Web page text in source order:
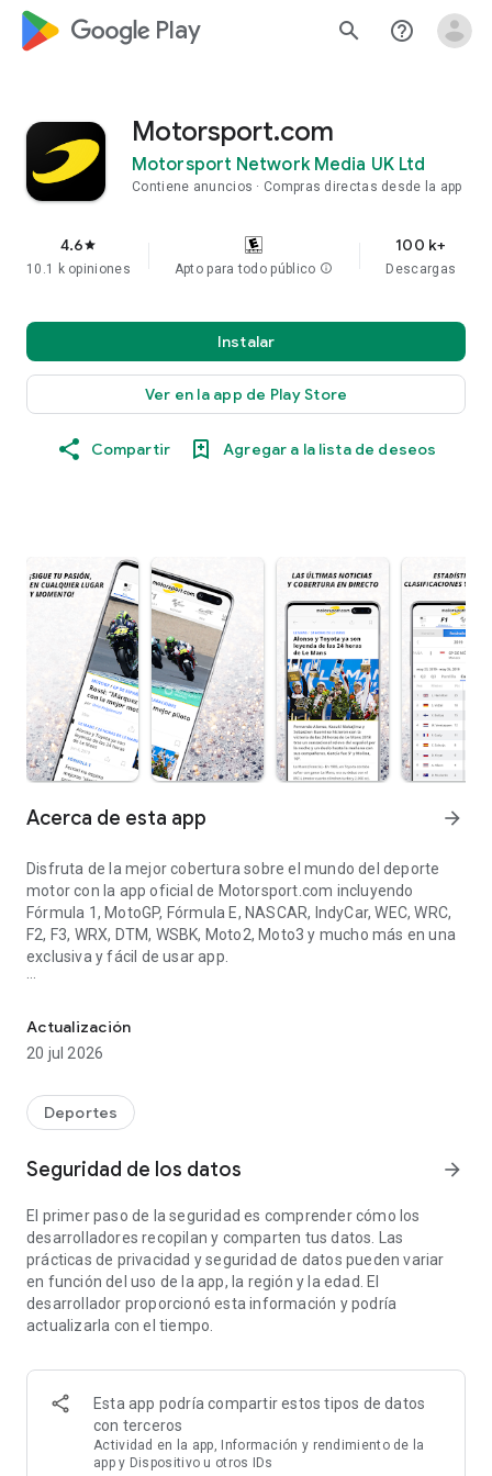
google_logo Play search help_outline
Motorsport.com
Motorsport Network Media UK Ltd
Contiene anuncios Compras directas desde la app
4.6star
10.1 k opiniones Apto para todo público info
100 k+
Descargas
Instalar
Ver en la app de Play Store
Compartir Agregar a la lista de deseos
Acerca de esta app arrow_forward
Disfruta de la mejor cobertura sobre el mundo del deporte
motor con la app oficial de Motorsport.com incluyendo
Fórmula 1, MotoGP, Fórmula E, NASCAR, IndyCar, WEC, WRC,
F2, F3, WRX, DTM, WSBK, Moto2, Moto3 y mucho más en una
exclusiva y fácil de usar app.
nuestros especialistas para que puedas disponer de la mejor
cobertura cuando quieras.
• Diseño exclusivo con las últimas funcionalidades y un
• La edición está preseleccionada automáticamente con las
• Notificaciones push a través de la opción “Spoiler”.
• Sistema slider para un rápido acceso al contenido de tus
campeonatos preferidos.
• Cuatro pestañas para acceder rápidamente a tu sección
preferida: Noticias, fotos, vídeos.
• Race Hub donde encontrarás clasificaciones, resultados y
• Disponible en 22 ediciones: Global, EEUU, Canadá, Reino
Unido, Australia, Francia, Alemania, Italia, Rusia, Brasil,
Oriente Medio, España, Latinoamérica, Español EEUU, Polonia,
Turquía, Hungría, Suiza, Holanda, China y Japón.
Actualización
20 jul 2026
Deportes
Seguridad de los datos arrow_forward
El primer paso de la seguridad es comprender cómo los
desarrolladores recopilan y comparten tus datos. Las
prácticas de privacidad y seguridad de datos pueden variar
en función del uso de la app, la región y la edad. El
desarrollador proporcionó esta información y podría
actualizarla con el tiempo.
Esta app podría compartir estos tipos de datos
con terceros
Actividad en la app, Información y rendimiento de la
app y Dispositivo u otros IDs